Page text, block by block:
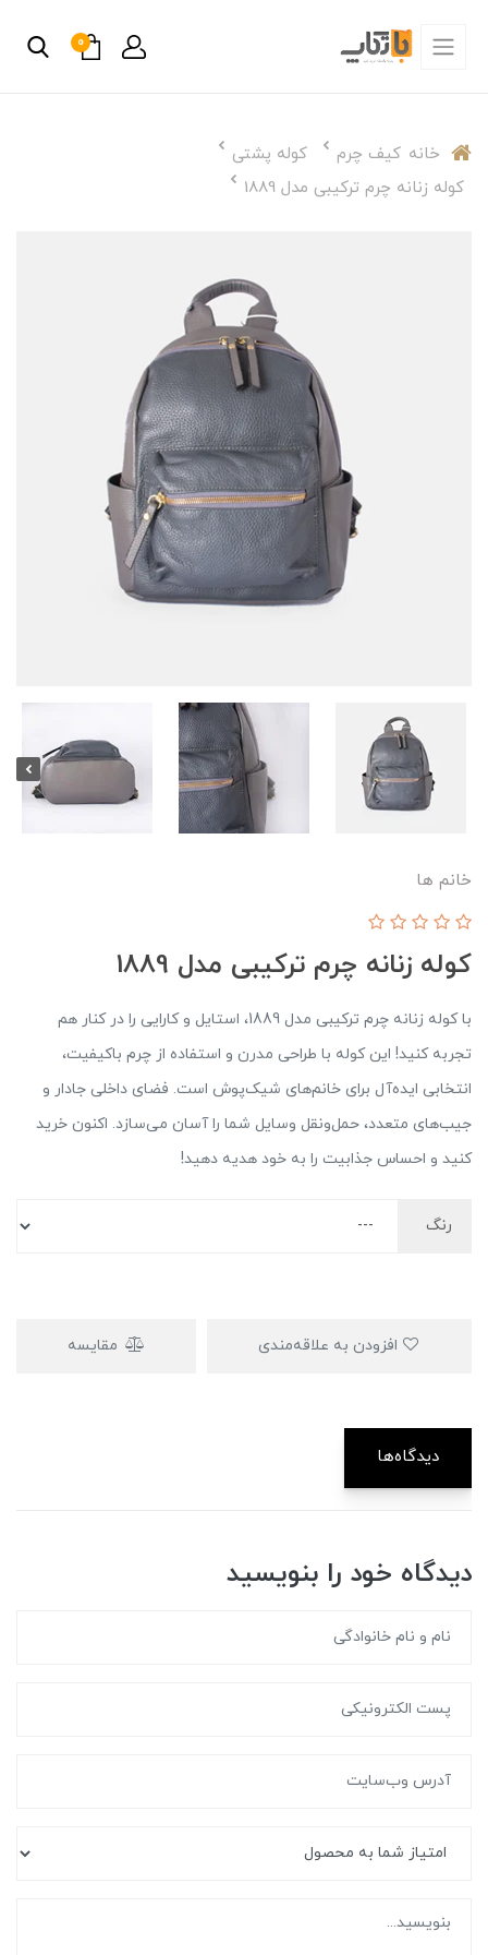
0
خانه کیف چرم
کوله پشتی
کوله زنانه چرم ترکیبی مدل 1889
خانم ها
کوله زنانه چرم ترکیبی مدل 1889
با کوله زنانه چرم ترکیبی مدل 1889، استایل و کارایی را در کنار هم
تجربه کنید! این کوله با طراحی مدرن و استفاده از چرم باکیفیت،
انتخابی ایده‌آل برای خانم‌های شیک‌پوش است. فضای داخلی جادار و
جیب‌های متعدد، حمل‌ونقل وسایل شما را آسان می‌سازد. اکنون خرید
کنید و احساس جذابیت را به خود هدیه دهید!
رنگ
مقایسه
دیدگاه‌ها
دیدگاه خود را بنویسید